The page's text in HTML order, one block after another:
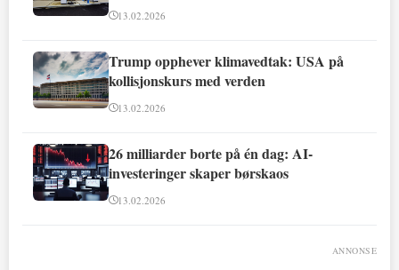
13.02.2026
Trump opphever klimavedtak: USA på
kollisjonskurs med verden
13.02.2026
26 milliarder borte på én dag: AI-
investeringer skaper børskaos
13.02.2026
ANNONSE